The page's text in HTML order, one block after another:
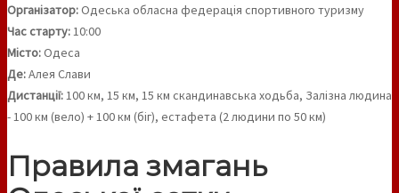
Організатор:Одеська обласна федерація спортивного туризму
Час старту:10:00
Місто:Одеса
Де:Алея Слави
Дистанції:100 км, 15 км, 15 км скандинавська ходьба, Залізна людина
- 100 км (вело) + 100 км (біг), естафета (2 людини по 50 км)
Правила змагань